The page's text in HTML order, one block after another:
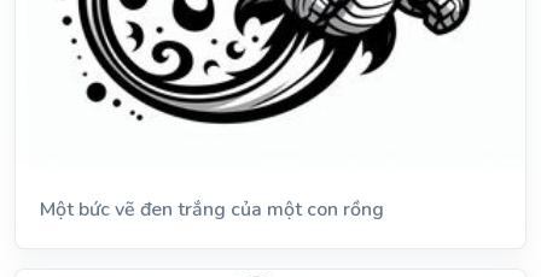
Một bức vẽ đen trắng của một con rồng